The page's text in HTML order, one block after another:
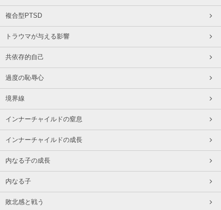
複合型PTSD
トラウマが与える影響
共依存的自己
過度の恥辱心
境界線
インナーチャイルドの窒息
インナーチャイルドの成長
内なる子の成長
内なる子
敗北感と戦う